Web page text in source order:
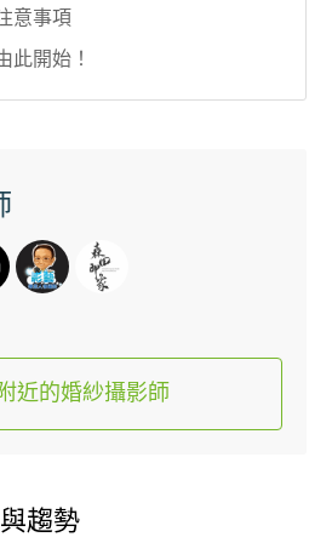
意事項
此開始！
近的婚紗攝影師
趨勢